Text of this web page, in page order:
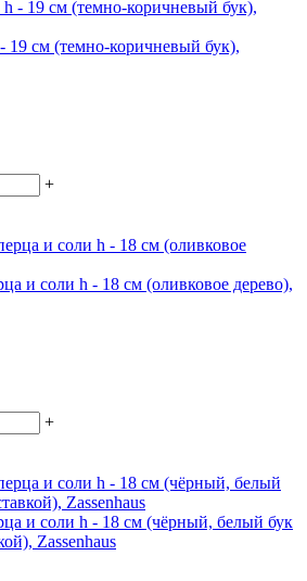
19 см (темно-коричневый бук),
+
и соли h - 18 см (оливковое дерево),
+
и соли h - 18 см (чёрный, белый бук
Zassenhaus